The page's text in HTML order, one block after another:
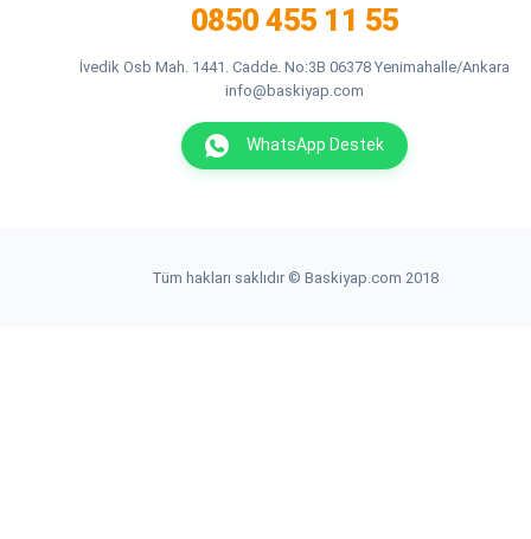
0850 455 11 55
İvedik Osb Mah. 1441. Cadde. No:3B 06378 Yenimahalle/Ankara
info@baskiyap.com
WhatsApp Destek
Tüm hakları saklıdır © Baskiyap.com 2018